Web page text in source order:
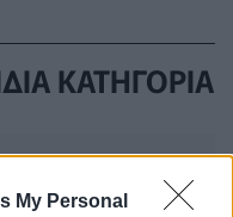
My Personal
ΚΑΤΗΓΟΡΙΑ
την όρεξη